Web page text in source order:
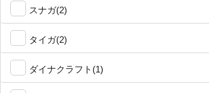
スナガ(2)
タイガ(2)
ダイナクラフト(1)